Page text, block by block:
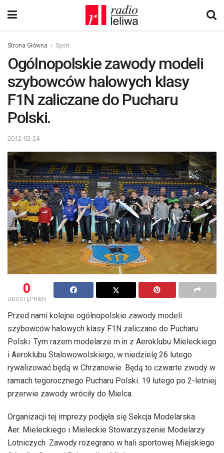
Strona Główna Sport
Ogólnopolskie zawody modeli
szybowców halowych klasy
F1N zaliczane do Pucharu
Polski.
2012-02-24
0
UDOSTĘPNIEŃ
Przed nami kolejne ogólnopolskie zawody modeli
szybowców halowych klasy F1N zaliczane do Pucharu
Polski. Tym razem modelarze m.in z Aeroklubu Mieleckiego
i Aeroklubu Stalowowolskiego, w niedzielę 26 lutego
rywalizować będą w Chrzanowie. Będą to czwarte zwody w
ramach tegorocznego Pucharu Polski. 19 lutego po 2-letniej
przerwie zawody wróciły do Mielca.
Organizacji tej imprezy podjęła się Sekcja Modelarska
Aer. Mieleckiego i Mieleckie Stowarzyszenie Modelarzy
Lotniczych. Zawody rozegrano w hali sportowej Miejskiego